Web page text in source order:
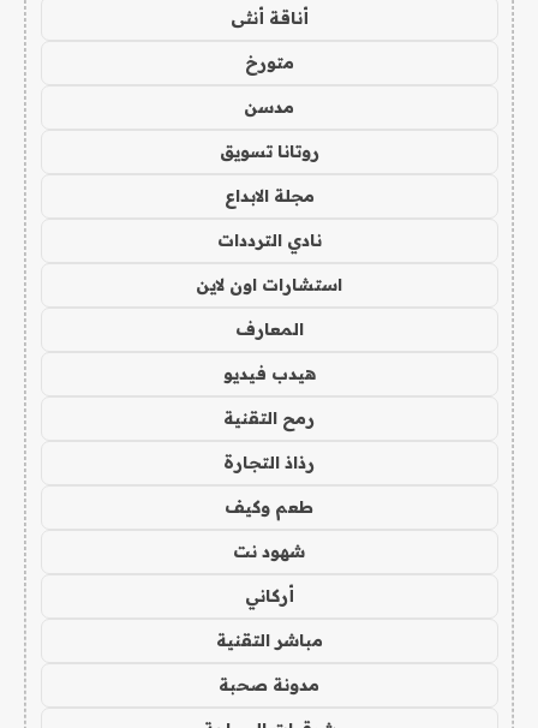
أناقة أنثى
متورخ
مدسن
روتانا تسويق
مجلة الابداع
نادي الترددات
استشارات اون لاين
المعارف
هيدب فيديو
رمح التقنية
رذاذ التجارة
طعم وكيف
شهود نت
أركاني
مباشر التقنية
مدونة صحبة